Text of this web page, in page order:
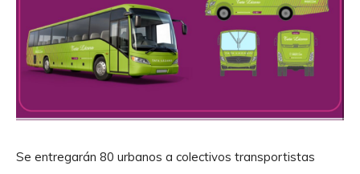
Se entregarán 80 urbanos a colectivos transportistas